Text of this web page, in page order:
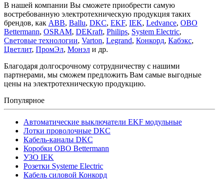
В нашей компании Вы сможете приобрести самую
востребованную электротехническую продукция таких
брендов, как ABB, Ballu, DKC, EKF, IEK, Ledvance, OBO
Bettermann, OSRAM, DEKraft, Philips, System Electric,
Световые технологии, Varton, Legrand, Конкорд, Кабэкс,
Цветлит, ПромЭл, Монэл и др.
Благодаря долгосрочному сотрудничеству с нашими
партнерами, мы сможем предложить Вам самые выгодные
цены на электротехническую продукцию.
Популярное
Автоматические выключатели EKF модульные
Лотки проволочные DKC
Кабель-каналы DKC
Коробки OBO Bettermann
УЗО IEK
Розетки Systeme Electric
Кабель силовой Конкорд